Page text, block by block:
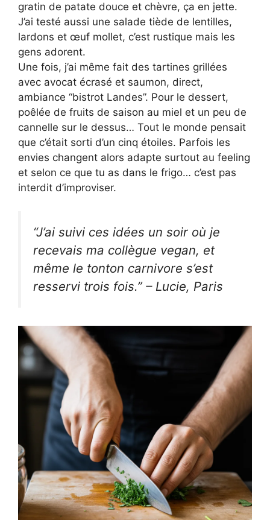
gratin de patate douce et chèvre, ça en jette.
J’ai testé aussi une salade tiède de lentilles,
lardons et œuf mollet, c’est rustique mais les
gens adorent.
Une fois, j’ai même fait des tartines grillées
avec avocat écrasé et saumon, direct,
ambiance “bistrot Landes”. Pour le dessert,
poêlée de fruits de saison au miel et un peu de
cannelle sur le dessus… Tout le monde pensait
que c’était sorti d’un cinq étoiles. Parfois les
envies changent alors adapte surtout au feeling
et selon ce que tu as dans le frigo… c’est pas
interdit d’improviser.
“J’ai suivi ces idées un soir où je
recevais ma collègue vegan, et
même le tonton carnivore s’est
resservi trois fois.” – Lucie, Paris